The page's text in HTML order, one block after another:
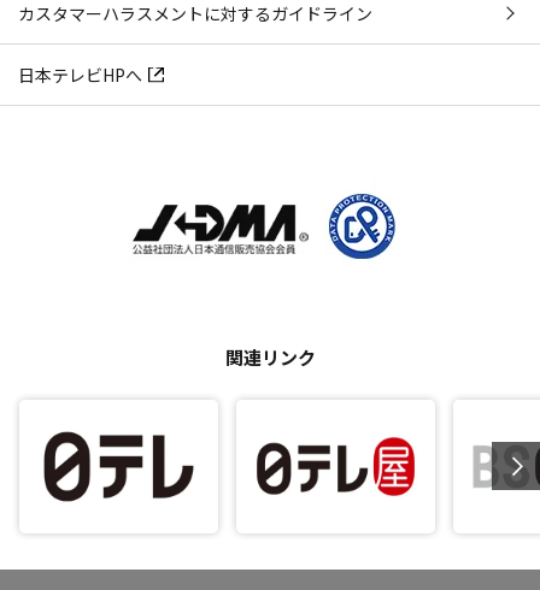
カスタマーハラスメントに対するガイドライン
日本テレビHPへ
関連リンク